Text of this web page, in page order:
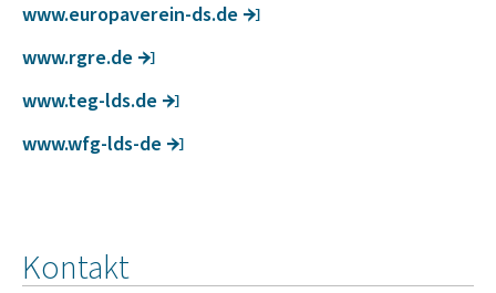
www.euro­pa­verein-ds.de
www.rgre.de
www.teg-lds.de
www.wfg-lds-de
Kontakt